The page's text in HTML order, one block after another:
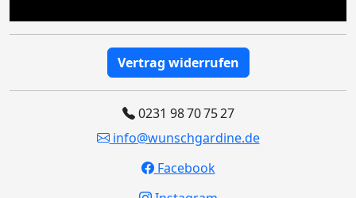
Vertrag widerrufen
0231 98 70 75 27
info@wunschgardine.de
Facebook